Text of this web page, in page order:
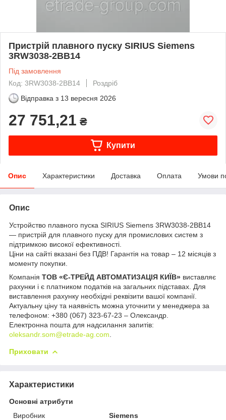
Пристрій плавного пуску SIRIUS Siemens
3RW3038-2BB14
Під замовлення
Код: 3RW3038-2BB14
Роздріб
Відправка з 13 вересня 2026
27 751,21 ₴
Купити
Опис Характеристики Доставка Оплата Умови
Опис
Устройство плавного пуска SIRIUS Siemens 3RW3038-2BB14
— пристрій для плавного пуску для промислових систем з
підтримкою високої ефективності.
Ціни на сайті вказані без ПДВ! Гарантія на товар – 12 місяців з
моменту покупки.
Компанія ТОВ «Є-ТРЕЙД АВТОМАТИЗАЦІЯ КИЇВ» виставляє
рахунки і є платником податків на загальних підставах. Для
виставлення рахунку необхідні реквізити вашої компанії.
Актуальну ціну та наявність можна уточнити у менеджера за
телефоном: +380 (067) 323-67-23 – Олександр.
Електронна пошта для надсилання запитів:
oleksandr.som@etrade-ag.com
Приховати
Характеристики
Основні атрибути
Виробник
Siemens